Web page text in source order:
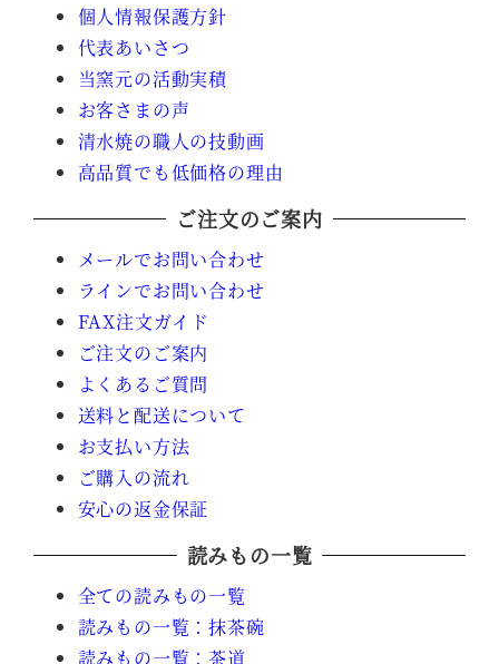
個人情報保護方針
代表あいさつ
当窯元の活動実積
お客さまの声
清水焼の職人の技動画
高品質でも低価格の理由
ご注文のご案内
メールでお問い合わせ
ラインでお問い合わせ
FAX注文ガイド
ご注文のご案内
よくあるご質問
送料と配送について
お支払い方法
ご購入の流れ
安心の返金保証
読みもの一覧
全ての読みもの一覧
読みもの一覧：抹茶碗
読みもの一覧：茶道